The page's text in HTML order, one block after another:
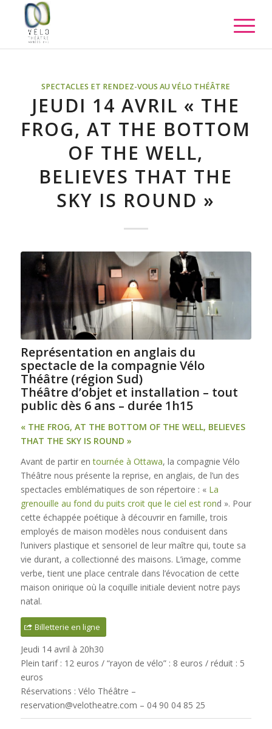
SPECTACLES ET RENDEZ-VOUS AU VÉLO THÉÂTRE
JEUDI 14 AVRIL « THE
FROG, AT THE BOTTOM
OF THE WELL,
BELIEVES THAT THE
SKY IS ROUND »
Représentation en anglais du
spectacle de la compagnie Vélo
Théâtre (région Sud)
Théâtre d’objet et installation – tout
public dès 6 ans – durée 1h15
« THE FROG, AT THE BOTTOM OF THE WELL, BELIEVES
THAT THE SKY IS ROUND »
Avant de partir entournée à Ottawa, la compagnie Vélo
Théâtre nous présente la reprise, en anglais, de l’un des
spectacles emblématiques de son répertoire : « La
grenouille au fond du puits croit que le ciel est rond ». Pour
cette échappée poétique à découvrir en famille, trois
employés de maison modèles nous conduisent dans
l’univers plastique et sensoriel de leur maître qui, toute sa
vie durant, a collectionné des maisons. L’image, comme
verbe, tient une place centrale dans l’évocation de cette
maison onirique où la coquille initiale devient notre pays
natal.
Billetterie en ligne
Jeudi 14 avril à 20h30
Plein tarif : 12 euros / “rayon de vélo” : 8 euros / réduit : 5
euros
Réservations : Vélo Théâtre –
reservation@velotheatre.com – 04 90 04 85 25